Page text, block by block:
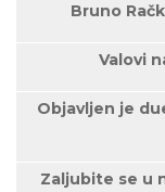
Bruno
Valovi
Objavljen je
Zaljubite se u